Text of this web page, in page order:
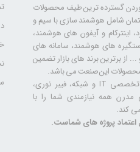
گسترده ترین طیف محصولات
شامل هوشمند سازی با سیم و
اینترکام و آیفون های هوشمند،
های هوشمند، سامانه های
برترین برند های بازار تضمین
محصولات این صنعت می باشد.
همچنین نورال با ارائه خدمات تخصصی IT و شبکه، فیبر نوری،
همه نیازمندی شما را با
کند.
پروژه های شماست.